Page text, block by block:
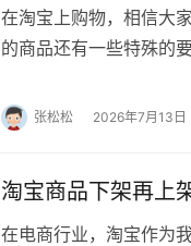
在淘宝上购物，相信大
的商品还有一些特殊的
张松松 2026年7月13日
淘宝商品下架再上
在电商行业，淘宝作为